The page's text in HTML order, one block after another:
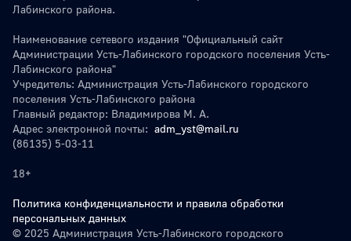
Лабинского района.
Наименование сетевого издания "Официальный сайт
Администрации Усть-Лабинского городского поселения Усть-
Лабинского района"
Учредитель: Администрация Усть-Лабинского городского
поселения Усть-Лабинского района
Главный редактор: Владимирова М. А.
Адрес электронной почты: adm_yst@mail.ru
(86135) 5-03-11
18+
Политика конфиденциальности и правила обработки
персональных данных
© 2025 Администрация Усть-Лабинского городского